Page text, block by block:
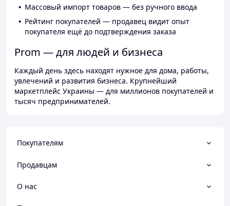
Массовый импорт товаров — без ручного ввода
Рейтинг покупателей — продавец видит опыт
покупателя ещё до подтверждения заказа
Prom — для людей и бизнеса
Каждый день здесь находят нужное для дома, работы,
увлечений и развития бизнеса. Крупнейший
маркетплейс Украины — для миллионов покупателей и
тысяч предпринимателей.
Покупателям
Продавцам
О нас